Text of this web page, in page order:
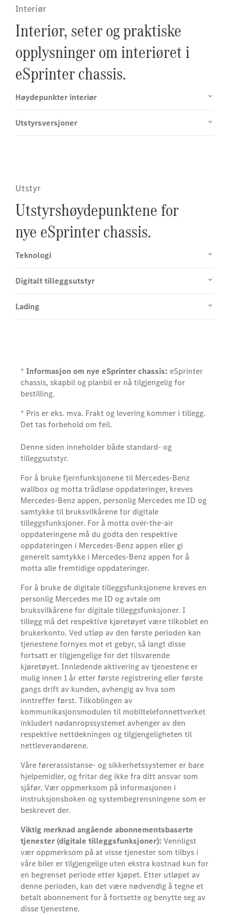
Interiør
Interiør, seter og praktiske
opplysninger om interiøret i
eSprinter chassis.
Høydepunkter interiør
Utstyrsversjoner
Utstyr
Utstyrshøydepunktene for
nye eSprinter chassis.
Teknologi
Digitalt tilleggsutstyr
Lading
* Informasjon om nye eSprinter chassis: eSprinter
chassis, skapbil og planbil er nå tilgjengelig for
bestilling.
* Pris er eks. mva. Frakt og levering kommer i tillegg.
Det tas forbehold om feil.
Denne siden inneholder både standard- og
tilleggsutstyr.
For å bruke fjernfunksjonene til Mercedes-Benz
wallbox og motta trådløse oppdateringer, kreves
Mercedes-Benz appen, personlig Mercedes me ID og
samtykke til bruksvilkårene for digitale
tilleggsfunksjoner. For å motta over-the-air
oppdateringene må du godta den respektive
oppdateringen i Mercedes-Benz appen eller gi
generelt samtykke i Mercedes-Benz appen for å
motta alle fremtidige oppdateringer.
For å bruke de digitale tilleggsfunksjonene kreves en
personlig Mercedes me ID og avtale om
bruksvilkårene for digitale tilleggsfunksjoner. I
tillegg må det respektive kjøretøyet være tilkoblet en
brukerkonto. Ved utløp av den første perioden kan
tjenestene fornyes mot et gebyr, så langt disse
fortsatt er tilgjengelige for det tilsvarende
kjøretøyet. Innledende aktivering av tjenestene er
mulig innen 1 år etter første registrering eller første
gangs drift av kunden, avhengig av hva som
inntreffer først. Tilkoblingen av
kommunikasjonsmodulen til mobiltelefonnettverket
inkludert nødanropssystemet avhenger av den
respektive nettdekningen og tilgjengeligheten til
nettleverandørene.
Våre førerassistanse- og sikkerhetssystemer er bare
hjelpemidler, og fritar deg ikke fra ditt ansvar som
sjåfør. Vær oppmerksom på informasjonen i
instruksjonsboken og systembegrensningene som er
beskrevet der.
Viktig merknad angående abonnementsbaserte
tjenester (digitale tilleggsfunksjoner): Vennligst
vær oppmerksom på at visse tjenester som tilbys i
våre biler er tilgjengelige uten ekstra kostnad kun for
en begrenset periode etter kjøpet. Etter utløpet av
denne perioden, kan det være nødvendig å tegne et
betalt abonnement for å fortsette og benytte seg av
disse tjenestene.